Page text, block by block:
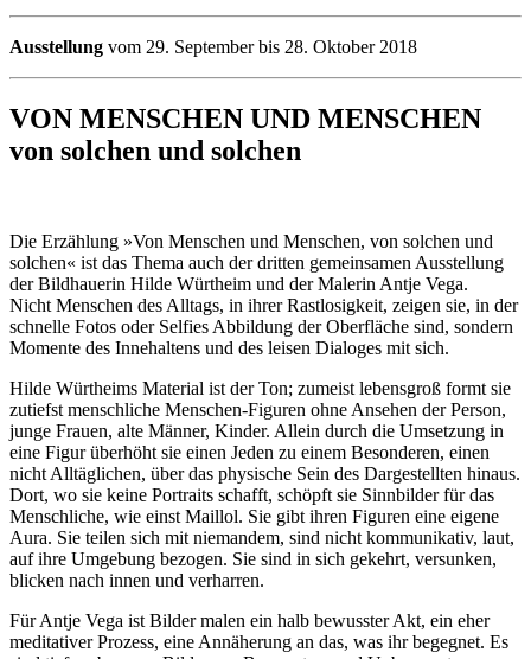
Ausstellung vom 29. September bis 28. Oktober 2018
VON MENSCHEN UND MENSCHEN
von solchen und solchen
Die Erzählung »Von Menschen und Menschen, von solchen und
solchen« ist das Thema auch der dritten gemeinsamen Ausstellung
der Bildhauerin Hilde Würtheim und der Malerin Antje Vega.
Nicht Menschen des Alltags, in ihrer Rastlosigkeit, zeigen sie, in der
schnelle Fotos oder Selfies Abbildung der Oberfläche sind, sondern
Momente des Innehaltens und des leisen Dialoges mit sich.
Hilde Würtheims Material ist der Ton; zumeist lebensgroß formt sie
zutiefst menschliche Menschen-Figuren ohne Ansehen der Person,
junge Frauen, alte Männer, Kinder. Allein durch die Umsetzung in
eine Figur überhöht sie einen Jeden zu einem Besonderen, einen
nicht Alltäglichen, über das physische Sein des Dargestellten hinaus.
Dort, wo sie keine Portraits schafft, schöpft sie Sinnbilder für das
Menschliche, wie einst Maillol. Sie gibt ihren Figuren eine eigene
Aura. Sie teilen sich mit niemandem, sind nicht kommunikativ, laut,
auf ihre Umgebung bezogen. Sie sind in sich gekehrt, versunken,
blicken nach innen und verharren.
Für Antje Vega ist Bilder malen ein halb bewusster Akt, ein eher
meditativer Prozess, eine Annäherung an das, was ihr begegnet. Es